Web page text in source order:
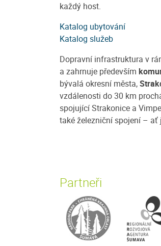
každý host.
Katalog ubytování
Katalog služeb
Dopravní infrastruktura v
a zahrnuje především
bývalá okresní města,
vzdálenosti do 30 km
spojující Strakonice a
také železniční spojení – ať
Partneři